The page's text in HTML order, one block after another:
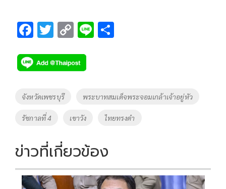
F
e
b
o
k
T
tt
er
C
p
y
Li
n
k
Li
Tags
จังหวัดเพชรบุรี พระบาทสมเด็จพระจอมเกล้าเจ้าอยู่หัว
รัชกาลที่ 4 เขาวัง ไทยทรงดำ
ข่าวที่เกี่ยวข้อง